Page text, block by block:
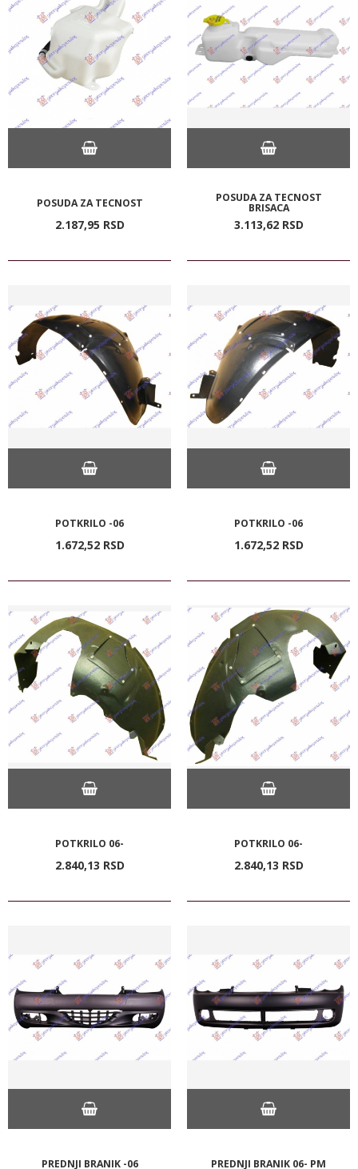
POSUDA ZA TECNOST
2.187,95 RSD
POSUDA ZA TECNOST
BRISACA
3.113,62 RSD
POTKRILO -06
1.672,52 RSD
POTKRILO -06
1.672,52 RSD
POTKRILO 06-
2.840,13 RSD
POTKRILO 06-
2.840,13 RSD
PREDNJI BRANIK -06 PREDNJI BRANIK 06- PM